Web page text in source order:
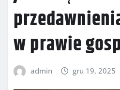
w prawie
admin gru 19, 2025